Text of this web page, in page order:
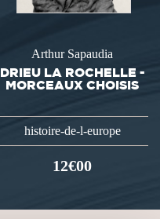
Arthur Sapaudia
DRIEU LA ROCHELLE -
MORCEAUX CHOISIS
histoire-de-l-europe
12€00